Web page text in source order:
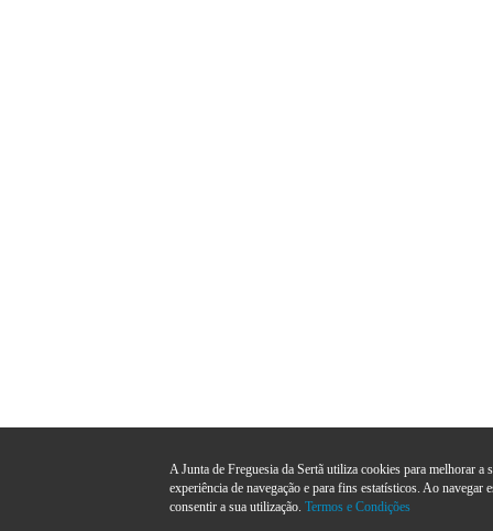
A Junta de Freguesia da Sertã utiliza cookies para melhorar a
experiência de navegação e para fins estatísticos. Ao navegar
consentir a sua utilização. Termos e Condições